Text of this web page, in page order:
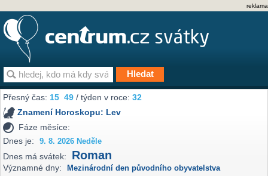
reklama
Přesný čas:15 49 / týden v roce:32
Znamení Horoskopu: Lev
Fáze měsíce:
Dnes je:
9. 8. 2026 Neděle
Dnes má svátek: Roman
Významné dny: Mezinárodní den původního obyvatelstva